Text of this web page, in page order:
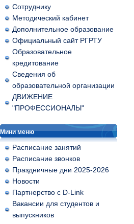
Сотруднику
Методический кабинет
Дополнительное образование
Официальный сайт РГРТУ
Образовательное
кредитование
Сведения об
образовательной организации
ДВИЖЕНИЕ
"ПРОФЕССИОНАЛЫ"
Мини меню
Расписание занятий
Расписание звонков
Праздничные дни 2025-2026
Новости
Партнерство с D-Link
Вакансии для студентов и
выпускников